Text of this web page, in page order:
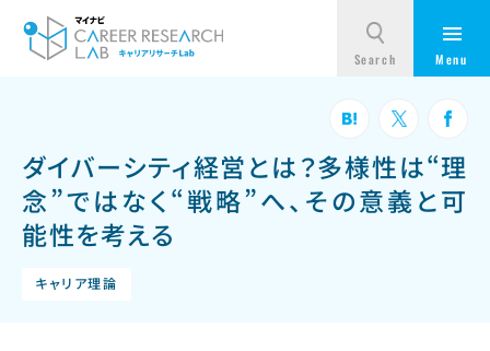
ダイバーシティ経営とは？多様性は“理
念”ではなく“戦略”へ、その意義と可
能性を考える
キャリア理論